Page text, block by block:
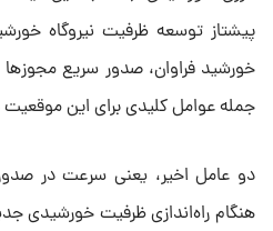
پیشتاز توسعه ظرفیت نیروگاه
خورشید فراوان، صدور سریع
جمله عوامل کلیدی برای این
دو عامل اخیر، یعنی سرعت در
هنگام راه‌اندازی ظرفیت خورشیدی